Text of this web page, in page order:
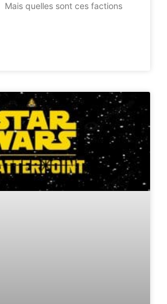
Mais quelles sont ces factions